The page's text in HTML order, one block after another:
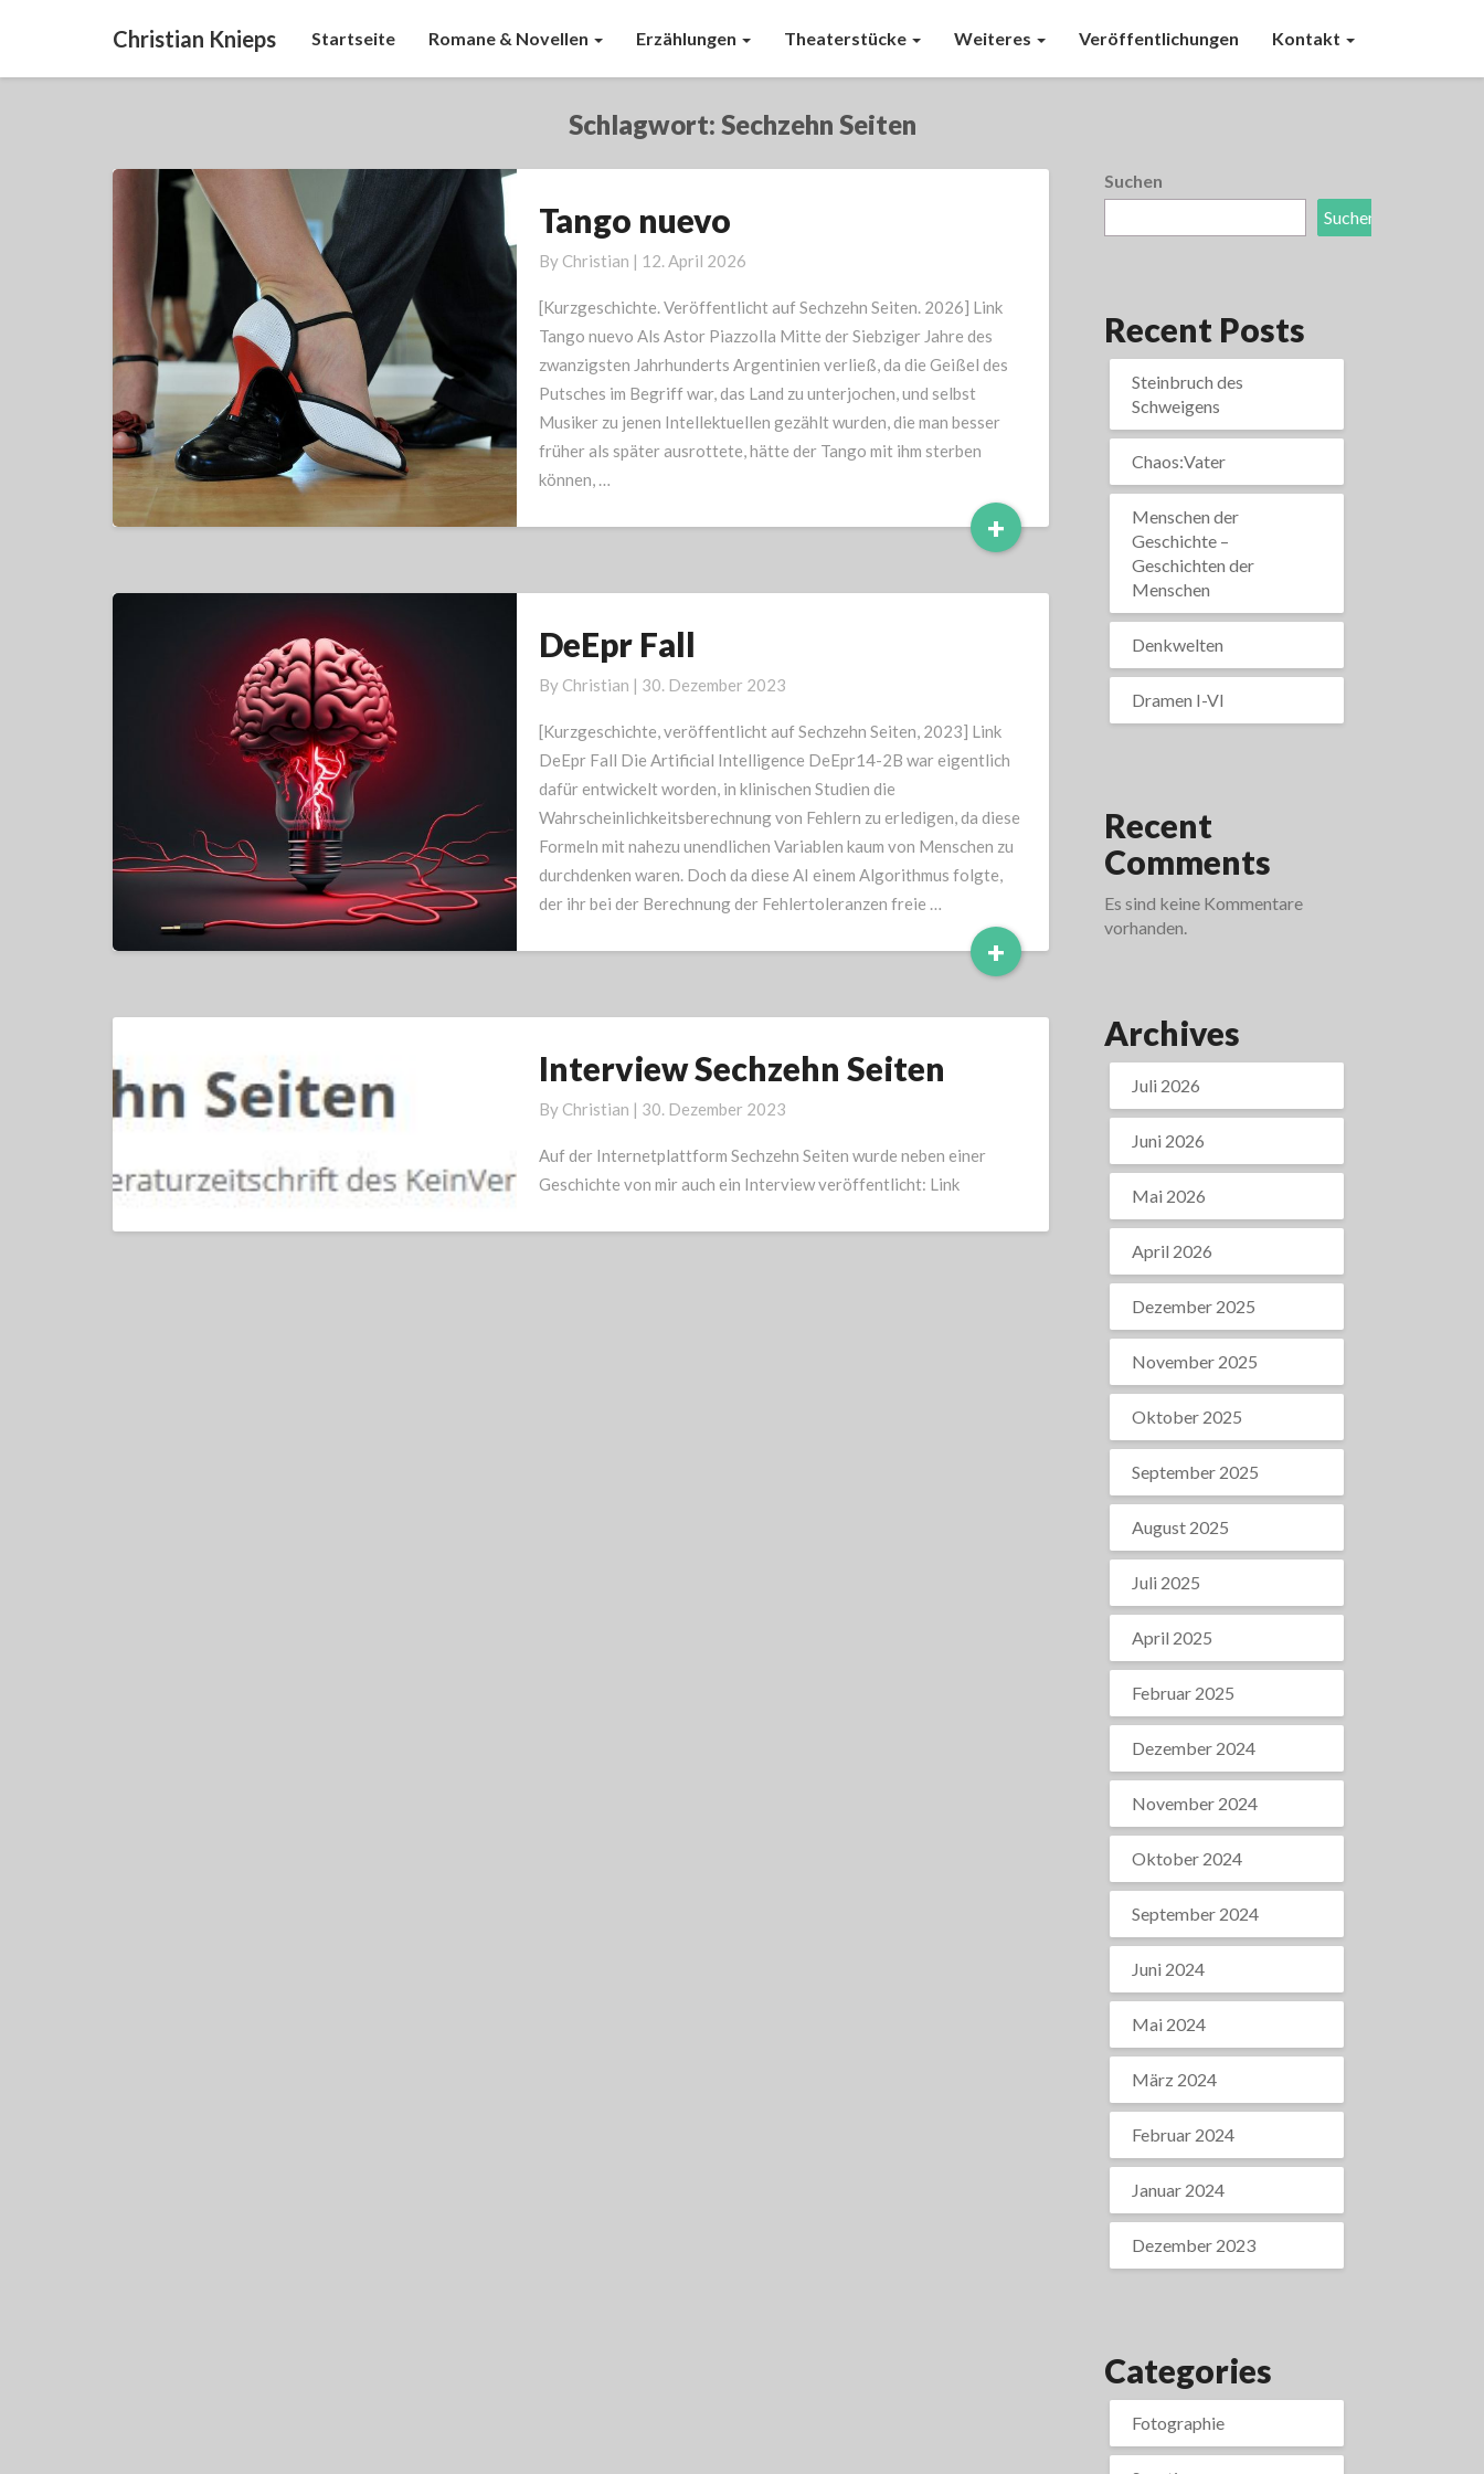
Christian Knieps Startseite Romane & Novellen Erzählungen Theaterstücke Weiteres Veröffentlichungen Kontakt
Schlagwort: Sechzehn Seiten
Tango
Tango nuevo
By Christian | 12. April 2026
[Kurzgeschichte. Veröffentlicht auf Sechzehn Seiten. 2026] Link
Tango nuevo Als Astor Piazzolla Mitte der Siebziger Jahre des
zwanzigsten Jahrhunderts Argentinien verließ, da die Geißel des
Putsches im Begriff war, das Land zu unterjochen, und selbst
Musiker zu jenen Intellektuellen gezählt wurden, die man besser
früher als später ausrottete, hätte der Tango mit ihm sterben
können, …
+Read
More
DeEpr
DeEpr Fall
By Christian | 30. Dezember 2023
[Kurzgeschichte, veröffentlicht auf Sechzehn Seiten, 2023] Link
DeEpr Fall Die Artificial Intelligence DeEpr14-2B war eigentlich
dafür entwickelt worden, in klinischen Studien die
Wahrscheinlichkeitsberechnung von Fehlern zu erledigen, da diese
Formeln mit nahezu unendlichen Variablen kaum von Menschen zu
durchdenken waren. Doch da diese AI einem Algorithmus folgte,
der ihr bei der Berechnung der Fehlertoleranzen freie …
+Read
More
Interview
Seiten
Interview Sechzehn Seiten
By Christian | 30. Dezember 2023
Auf der Internetplattform Sechzehn Seiten wurde neben einer
Geschichte von mir auch ein Interview veröffentlicht: Link
Suchen
Suchen
Recent Posts
Steinbruch des
Schweigens
Chaos:Vater
Menschen der
Geschichte –
Geschichten der
Menschen
Denkwelten
Dramen I-VI
Recent
Comments
Es sind keine Kommentare
vorhanden.
Archives
Juli 2026
Juni 2026
Mai 2026
April 2026
Dezember 2025
November 2025
Oktober 2025
September 2025
August 2025
Juli 2025
April 2025
Februar 2025
Dezember 2024
November 2024
Oktober 2024
September 2024
Juni 2024
Mai 2024
März 2024
Februar 2024
Januar 2024
Dezember 2023
Categories
Fotographie